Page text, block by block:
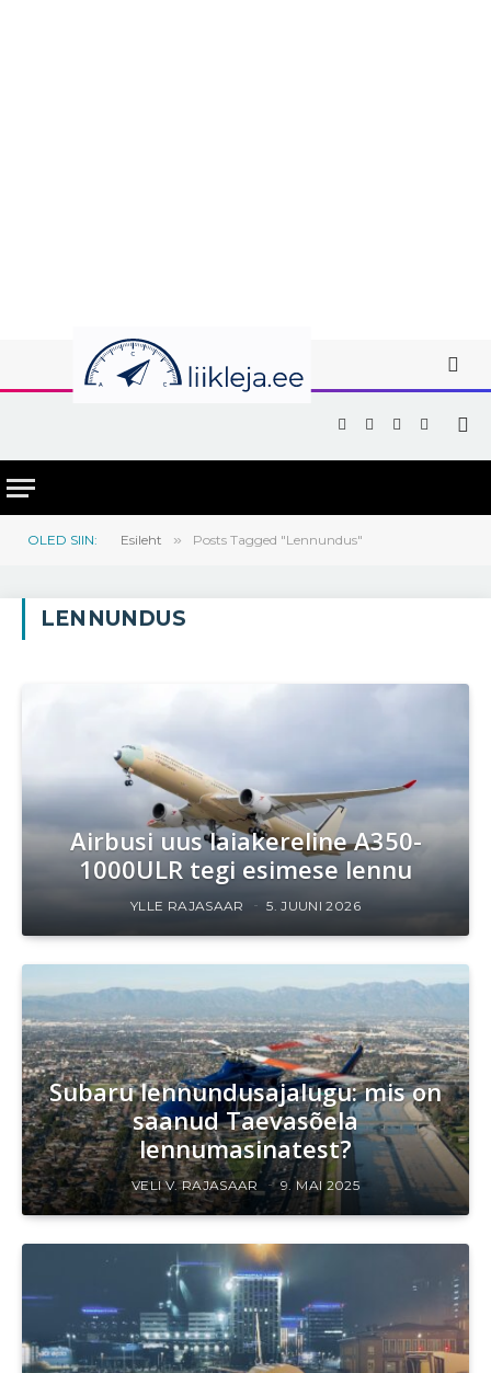
Facebook
X
(Twitter)
Instagram
YouTube
OLED SIIN: Esileht » Posts Tagged "Lennundus"
LENNUNDUS
Airbusi uus laiakereline A350-
1000ULR tegi esimese lennu
YLLE RAJASAAR 5. JUUNI 2026
Subaru lennundusajalugu: mis on
saanud Taevasõela
lennumasinatest?
VELI V. RAJASAAR 9. MAI 2025